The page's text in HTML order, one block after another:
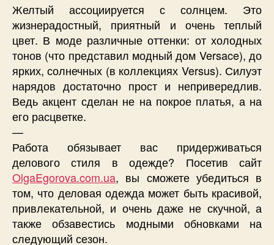
Желтый ассоциируется с солнцем. Это
жизнерадостный, приятный и очень теплый
цвет. В моде различные оттенки: от холодных
тонов (что представил модный дом Versace), до
ярких, солнечных (в коллекциях Versus). Силуэт
нарядов достаточно прост и непривередлив.
Ведь акцент сделан не на покрое платья, а на
его расцветке.
—
Работа обязывает вас придерживаться
делового стиля в одежде? Посетив сайт
OlgaEgorova.com.ua, вы сможете убедиться в
том, что деловая одежда может быть красивой,
привлекательной, и очень даже не скучной, а
также обзавестись модными обновками на
следующий сезон.